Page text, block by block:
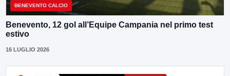
BENEVENTO CALCIO
Benevento, 12 gol all’Equipe Campania nel primo test
estivo
16 LUGLIO 2026